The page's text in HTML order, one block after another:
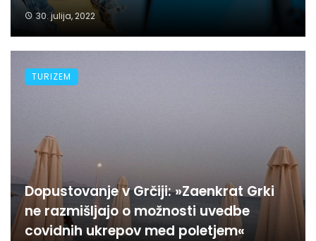
30. julija, 2022
Dopustovanje v Grčiji: »Zaenkrat Grki
ne razmišljajo o možnosti uvedbe
covidnih ukrepov med poletjem«
TURIZEM